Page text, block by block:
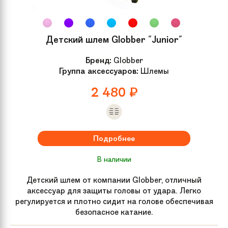
Высота сиденья от 25.5 до 48 см
комплекте
Алюминий
Обмотка руля /
Детские грипсы препятствующие
проскальзыванию рук
Группа Беговелы
Рама велосипеда Легкая алюминиевая рама
Детский шлем Globber "Junior"
Бренд: Globber
Группа аксессуаров: Шлемы
2 480 ₽
Подробнее
В наличии
Детский шлем от компании Globber, отличный
аксессуар для защиты головы от удара. Легко
регулируется и плотно сидит на голове обеспечивая
безопасное катание.